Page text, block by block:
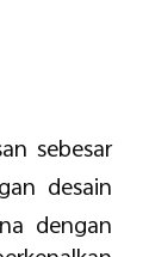
sebesar
desain
dengan